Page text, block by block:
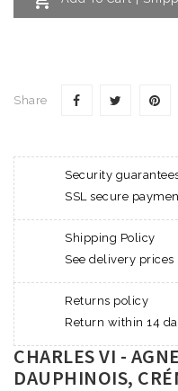
Share
Security
SSL secure
Shipping Policy
See delivery prices
Returns policy
Return within 14
CHARLES VI -
DAUPHINOIS,